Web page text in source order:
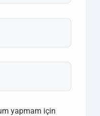
yapmam için